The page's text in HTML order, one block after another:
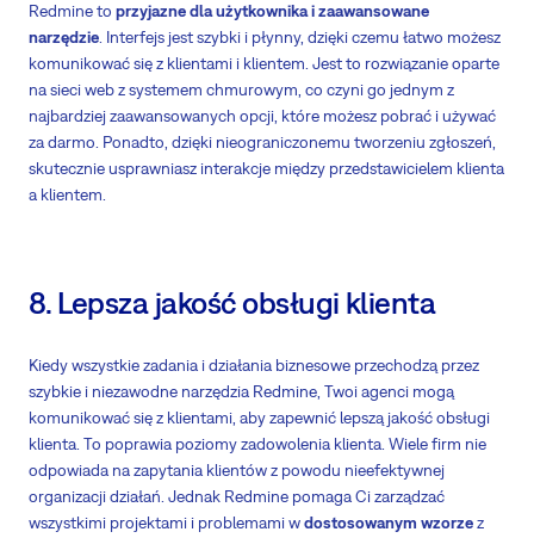
Redmine to przyjazne dla użytkownika i zaawansowane
narzędzie. Interfejs jest szybki i płynny, dzięki czemu łatwo możesz
komunikować się z klientami i klientem. Jest to rozwiązanie oparte
na sieci web z systemem chmurowym, co czyni go jednym z
najbardziej zaawansowanych opcji, które możesz pobrać i używać
za darmo. Ponadto, dzięki nieograniczonemu tworzeniu zgłoszeń,
skutecznie usprawniasz interakcje między przedstawicielem klienta
a klientem.
8. Lepsza jakość obsługi klienta
Kiedy wszystkie zadania i działania biznesowe przechodzą przez
szybkie i niezawodne narzędzia Redmine, Twoi agenci mogą
komunikować się z klientami, aby zapewnić lepszą jakość obsługi
klienta. To poprawia poziomy zadowolenia klienta. Wiele firm nie
odpowiada na zapytania klientów z powodu nieefektywnej
organizacji działań. Jednak Redmine pomaga Ci zarządzać
wszystkimi projektami i problemami wdostosowanym wzorzez